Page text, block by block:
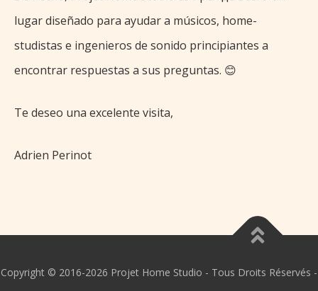
lugar diseñado para ayudar a músicos, home-
studistas e ingenieros de sonido principiantes a
encontrar respuestas a sus preguntas. 😊
Te deseo una excelente visita,
Adrien Perinot
Copyright © 2016-2026 Projet Home Studio - Tous Droits Réservés -